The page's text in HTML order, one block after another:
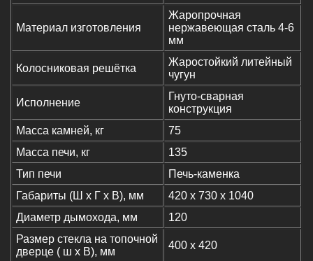
Материал изготовления
Жаропрочная
нержавеющая сталь 4-6
мм
Колосниковая решётка
Жаростойкий литейный
чугун
Исполнение
Гнуто-сварная
конструкция
Масса камней, кг
75
Масса печи, кг
135
Тип печи
Печь-каменка
Габариты (Ш х Г х В), мм
420 х 730 х 1040
Диаметр дымохода, мм
120
Размер стекла на топочной
дверце ( ш х В), мм
400 х 420